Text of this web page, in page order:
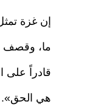
إن غزة
ما، وقصف
قادراً على
هي الحق».